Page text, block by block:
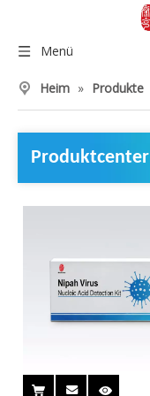
Menü
Heim » Produkte
Produktcenter